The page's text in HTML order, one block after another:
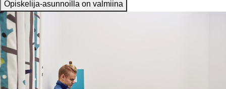
Opiskelija-asunnoilla on valmiina